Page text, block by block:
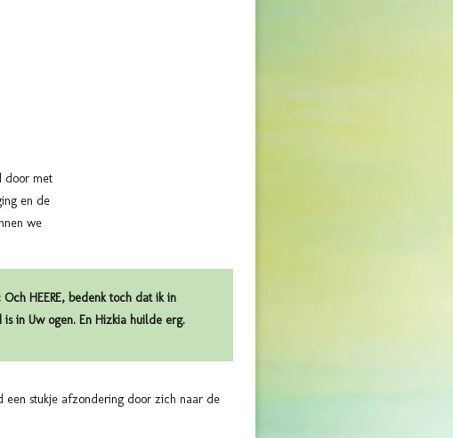
door met
en de
we
HEERE, bedenk toch dat ik in
in Uw ogen. En Hizkia huilde erg.
een stukje afzondering door zich naar de